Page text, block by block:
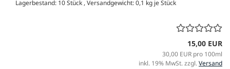
Lagerbestand: 10 Stück , Versandgewicht:0,1 kg je Stück
15,00 EUR
30,00 EUR pro 100ml
inkl. 19% MwSt. zzgl.Versand